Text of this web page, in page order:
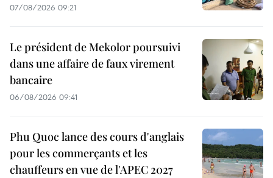
07/08/2026 09:21
Le président de Mekolor poursuivi
dans une affaire de faux virement
bancaire
06/08/2026 09:41
Phu Quoc lance des cours d'anglais
pour les commerçants et les
chauffeurs en vue de l'APEC 2027